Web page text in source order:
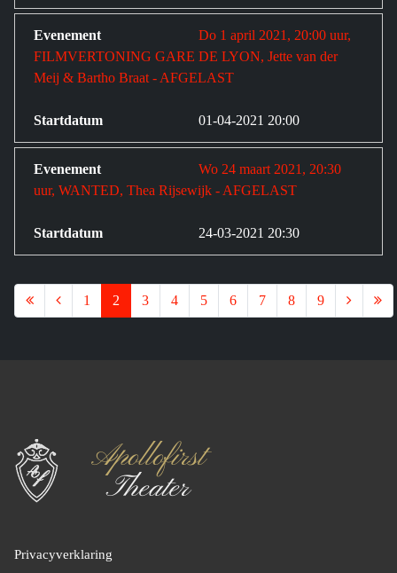
Do 1 april 2021, 20:00 uur,
FILMVERTONING GARE DE LYON, Jette van der
Meij & Bartho Braat - AFGELAST
01-04-2021 20:00
Wo 24 maart 2021, 20:30
uur, WANTED, Thea Rijsewijk - AFGELAST
24-03-2021 20:30
1 2 3 4 5 6 7 8 9
Privacyverklaring